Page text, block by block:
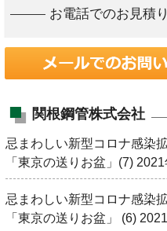
お電話でのお見積
関根鋼管株式会社
忌まわしい新型コロナ感染
「東京の送りお盆」(7)
忌まわしい新型コロナ感染
「東京の送りお盆」 (6)